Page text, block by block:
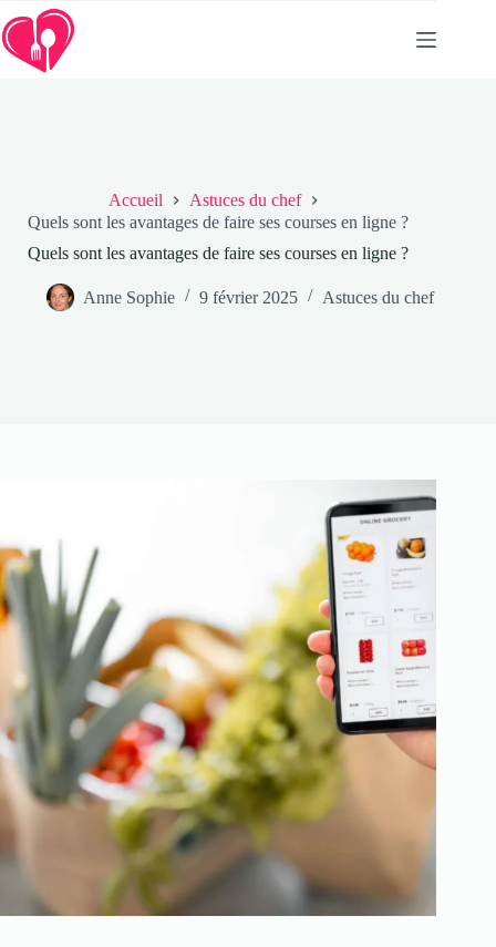
Passer
au
contenu
Accueil
Astuces du chef
Quels sont les avantages de faire ses courses en ligne ?
Quels sont les avantages de faire ses courses en ligne ?
Anne Sophie 9 février 2025 Astuces du chef